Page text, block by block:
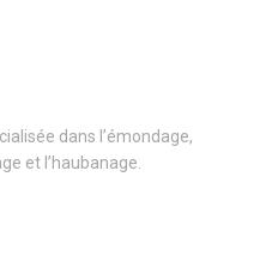
dans l’émondage,
et l’haubanage.